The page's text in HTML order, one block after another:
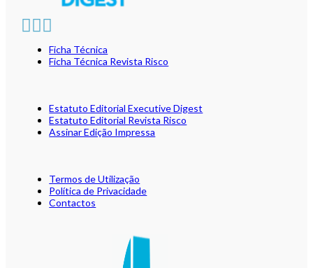
Ficha Técnica
Ficha Técnica Revista Risco
Estatuto Editorial Executive Digest
Estatuto Editorial Revista Risco
Assinar Edição Impressa
Termos de Utilização
Política de Privacidade
Contactos